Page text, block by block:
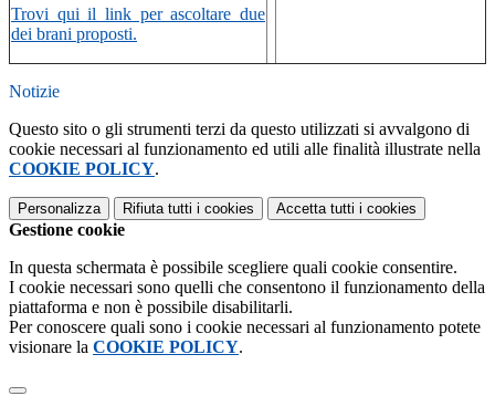
Trovi qui il link per ascoltare due
dei brani proposti.
Notizie
Questo sito o gli strumenti terzi da questo utilizzati si avvalgono di
cookie necessari al funzionamento ed utili alle finalità illustrate nella
COOKIE POLICY.
Personalizza Rifiuta tutti i cookies Accetta tutti i cookies
Gestione cookie
In questa schermata è possibile scegliere quali cookie consentire.
I cookie necessari sono quelli che consentono il funzionamento della
piattaforma e non è possibile disabilitarli.
Per conoscere quali sono i cookie necessari al funzionamento potete
visionare la COOKIE POLICY.